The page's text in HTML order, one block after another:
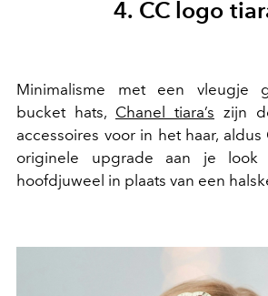
4. CC logo
Minimalisme met een vleugje
bucket hats, Chanel tiara’s zijn
accessoires voor in het haar, aldus
originele upgrade aan je
hoofdjuweel in plaats van een